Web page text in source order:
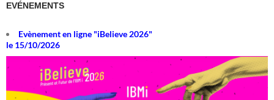
EVÉNEMENTS
Evènement en ligne "iBelieve 2026"
le 15/10/2026